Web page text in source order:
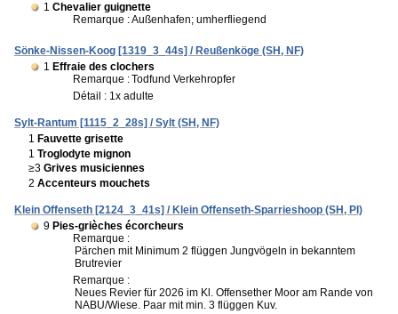
1 Chevalier guignette
Remarque :Außenhafen; umherfliegend
Sönke-Nissen-Koog [1319_3_44s] / Reußenköge (SH, NF)
1 Effraie des clochers
Remarque :Todfund Verkehropfer
Détail : 1x adulte
Sylt-Rantum [1115_2_28s] / Sylt (SH, NF)
1 Fauvette grisette
1 Troglodyte mignon
≥3 Grives musiciennes
2 Accenteurs mouchets
Klein Offenseth [2124_3_41s] / Klein Offenseth-Sparrieshoop (SH, PI)
9 Pies-grièches écorcheurs
Remarque :
Pärchen mit Minimum 2 flüggen Jungvögeln in bekanntem
Brutrevier
Remarque :
Neues Revier für 2026 im Kl. Offensether Moor am Rande von
NABU/Wiese. Paar mit min. 3 flüggen Kuv.